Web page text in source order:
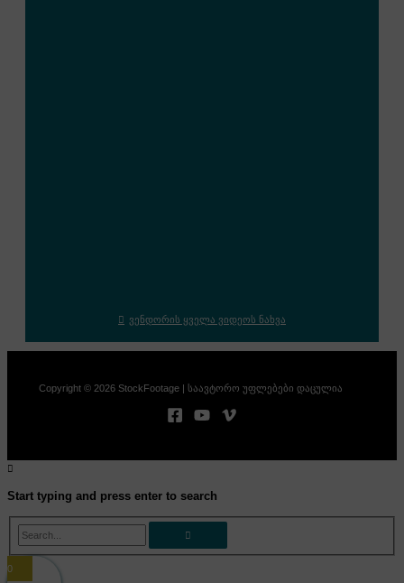
ვენდორის ყველა ვიდეოს ნახვა
Copyright © 2026 StockFootage | საავტორო უფლებები დაცულია
Start typing and press enter to search
Search...
0